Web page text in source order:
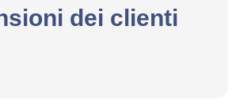
dei clienti